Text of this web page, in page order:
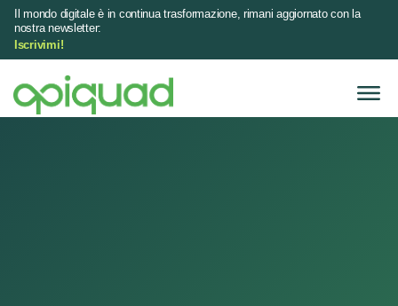
Il mondo digitale è in continua trasformazione, rimani aggiornato con la
nostra newsletter:
Iscrivimi!